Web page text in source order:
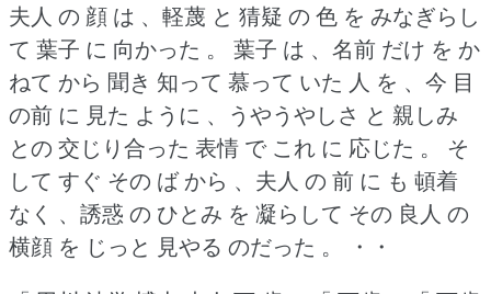
夫人 の 顔 は 、軽蔑 と 猜疑 の 色 を みなぎらし
て 葉子 に 向かった 。
葉子 は 、名前 だけ を か
ねて から 聞き 知って 慕って いた 人 を 、今 目
の前 に 見た ように 、うやうやしさ と 親しみ
との 交じり合った 表情 で これ に 応じた 。
そ
して すぐ その ば から 、夫人 の 前 に も 頓着
なく 、誘惑 の ひとみ を 凝らして その 良人 の
横顔 を じっと 見やる のだった 。
・・